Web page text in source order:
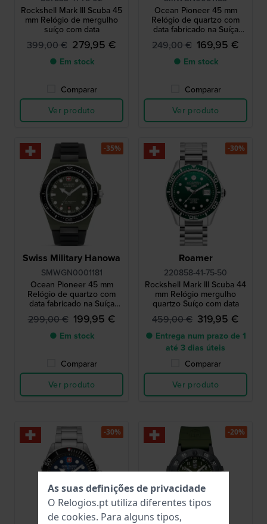
Rockshell Mark III Scuba 45
mm Relógio de mergulho
suíço com data
399,00 € 279,95 €
● Em stock
Comparar
Ver produto
Ocean Pioneer 45 mm
Relógio de quartzo com
data fabricado na Suíça
#Tide Ocean Plastic
249,00 € 169,95 €
● Em stock
Comparar
Ver produto
Swiss Military Hanowa
SMWGN0001181
Ocean Pioneer 45 mm
Relógio de quartzo com
data fabricado na Suíça
#Tide Ocean Plastic
299,00 € 199,95 €
● Em stock
Comparar
Ver produto
-35%
Roamer
220858-41-75-50
Rockshell Mark III Scuba 44
mm Relógio mergulho
quartzo Suíço com data
459,00 € 319,95 €
● Entrega num prazo de 1
até 3 dias úteis
Comparar
Ver produto
-30%
-30% -20%
As suas definições de privacidade
O Relogios.pt utiliza diferentes tipos
de cookies. Para alguns tipos,